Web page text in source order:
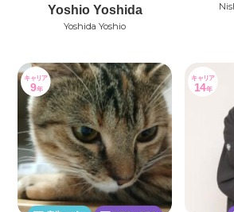
Yoshio Yoshida
Yoshida Yoshio
キャリア
9年
キャリア
14年